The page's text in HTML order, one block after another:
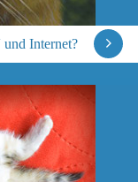
Internet?